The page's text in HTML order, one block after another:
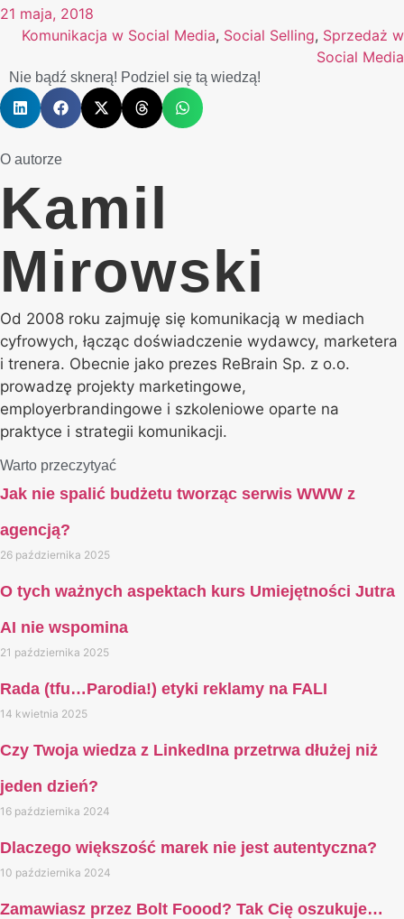
21 maja, 2018
Komunikacja w Social Media, Social Selling, Sprzedaż w
Social Media
Nie bądź sknerą! Podziel się tą wiedzą!
O autorze
Kamil
Mirowski
Od 2008 roku zajmuję się komunikacją w mediach
cyfrowych, łącząc doświadczenie wydawcy, marketera
i trenera. Obecnie jako prezes ReBrain Sp. z o.o.
prowadzę projekty marketingowe,
employerbrandingowe i szkoleniowe oparte na
praktyce i strategii komunikacji.
Warto przeczytyać
Jak nie spalić budżetu tworząc serwis WWW z
agencją?
26 października 2025
O tych ważnych aspektach kurs Umiejętności Jutra
AI nie wspomina
21 października 2025
Rada (tfu…Parodia!) etyki reklamy na FALI
14 kwietnia 2025
Czy Twoja wiedza z LinkedIna przetrwa dłużej niż
jeden dzień?
16 października 2024
Dlaczego większość marek nie jest autentyczna?
10 października 2024
Zamawiasz przez Bolt Foood? Tak Cię oszukuje…